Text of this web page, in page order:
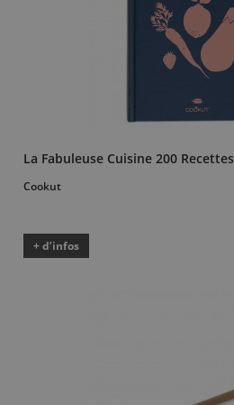
La Fabuleuse Cuisine 200 Recettes
Cookut
+ d’infos